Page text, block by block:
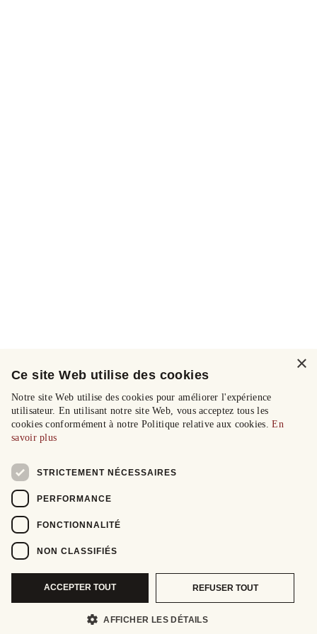
×
Ce site Web utilise des cookies
Notre site Web utilise des cookies pour améliorer l'expérience
utilisateur. En utilisant notre site Web, vous acceptez tous les
cookies conformément à notre Politique relative aux cookies.En
savoir plus
STRICTEMENT NÉCESSAIRES
PERFORMANCE
FONCTIONNALITÉ
NON CLASSIFIÉS
ACCEPTER TOUT REFUSER TOUT
AFFICHER LES DÉTAILS